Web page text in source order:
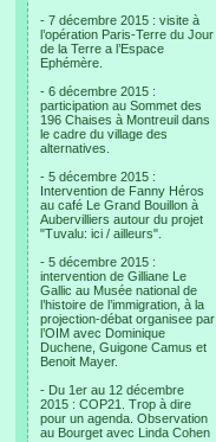
- 7 décembre 2015 : visite à
l’opération Paris-Terre du Jour
de la Terre a l’Espace
Ephémère.
- 6 décembre 2015 :
participation au Sommet des
196 Chaises à Montreuil dans
le cadre du village des
alternatives.
- 5 décembre 2015 :
Intervention de Fanny Héros
au café Le Grand Bouillon à
Aubervilliers autour du projet
"Tuvalu: ici / ailleurs".
- 5 décembre 2015 :
intervention de Gilliane Le
Gallic au Musée national de
l’histoire de l’immigration, à la
projection-débat organisee par
l’OIM avec Dominique
Duchene, Guigone Camus et
Benoit Mayer.
- Du 1er au 12 décembre
2015 : COP21. Trop à dire
pour un agenda. Observation
au Bourget avec Linda Cohen